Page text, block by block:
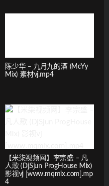
陈少华 – 九月九的酒 (McYy
Mix) 素材vj.mp4
【米柒视频网】李宗盛 – 凡
人歌 (DjSjun ProgHouse Mix)
影视vj [www.mqmix.com].mp
4